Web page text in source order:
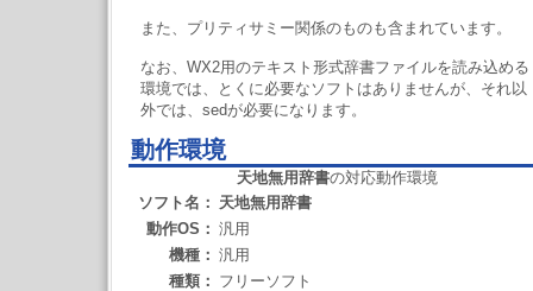
また、プリティサミー関係のものも含まれています。
なお、WX2用のテキスト形式辞書ファイルを読み込める
環境では、とくに必要なソフトはありませんが、それ以
外では、sedが必要になります。
動作環境
天地無用辞書の対応動作環境
ソフト名： 天地無用辞書
動作OS： 汎用
機種： 汎用
種類： フリーソフト